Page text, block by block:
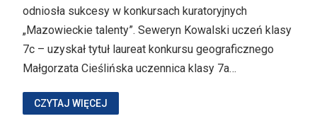
odniosła sukcesy w konkursach kuratoryjnych
„Mazowieckie talenty”. Seweryn Kowalski uczeń klasy
7c – uzyskał tytuł laureat konkursu geograficznego
Małgorzata Cieślińska uczennica klasy 7a…
CZYTAJ WIĘCEJ